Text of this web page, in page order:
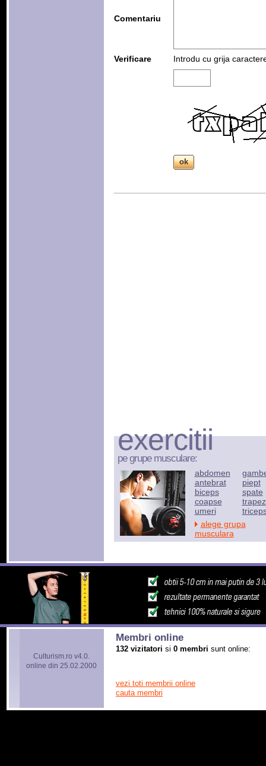
Comentariu
Verificare Introdu cu grija
exercitii
pe grupe musculare:
abdomen
antebrat
biceps
coapse
umeri
piept
spate
trapez
alege grupa
musculara
Culturism.ro v4.0.
online din 25.02.2000
Membri online
132 vizitatori si 0 membri sunt online:
vezi toti membrii online
cauta membri